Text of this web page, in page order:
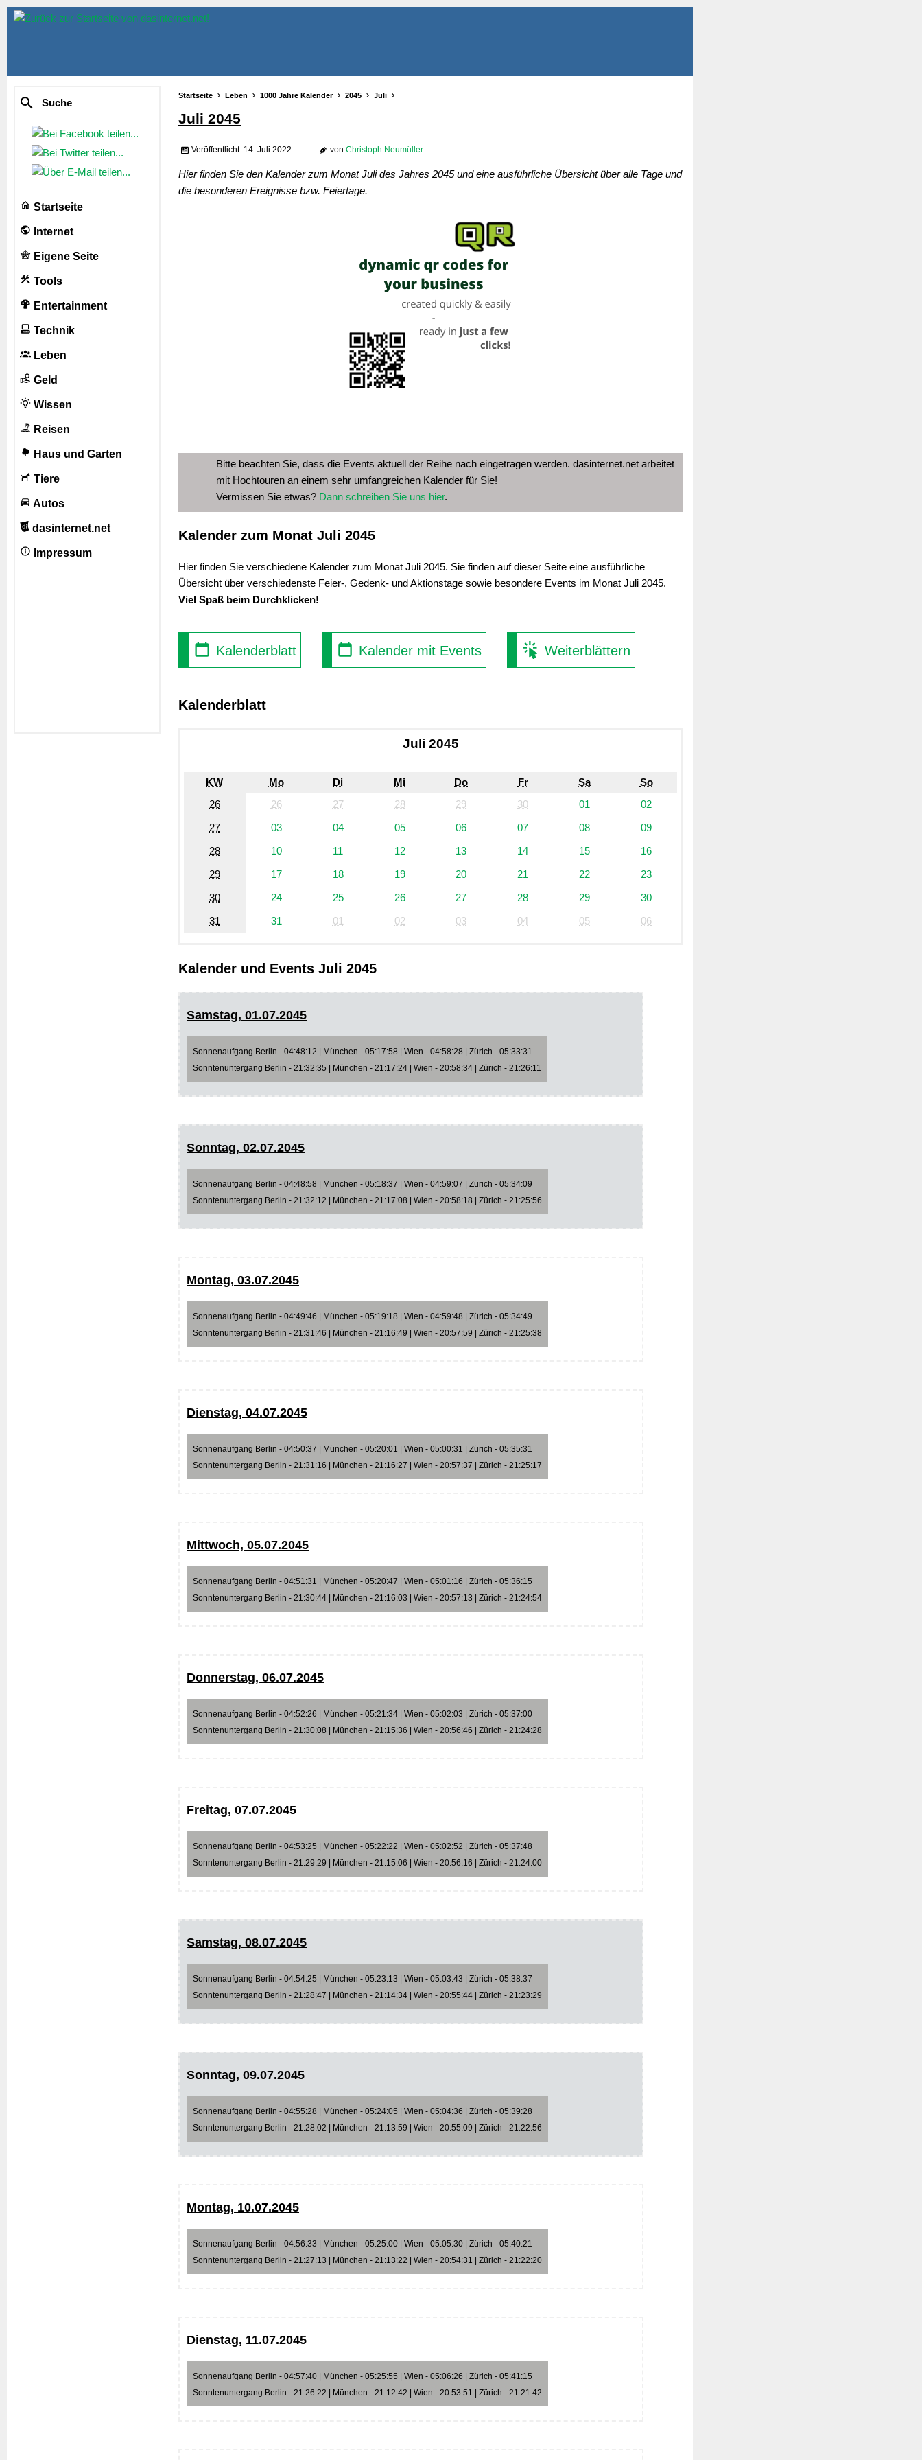
Suche
Startseite
Internet
Eigene Seite
Tools
Entertainment
Technik
Leben
Geld
Wissen
Reisen
Haus und Garten
Tiere
Autos
dasinternet.net
Impressum
Startseite Leben 1000 Jahre Kalender 2045 Juli
Juli 2045
Veröffentlicht: 14. Juli 2022 von Christoph Neumüller
Hier finden Sie den Kalender zum Monat Juli des Jahres 2045 und eine ausführliche Übersicht über alle Tage und
die besonderen Ereignisse bzw. Feiertage.
Bitte beachten Sie, dass die Events aktuell der Reihe nach eingetragen werden. dasinternet.net arbeitet
mit Hochtouren an einem sehr umfangreichen Kalender für Sie!
Vermissen Sie etwas? Dann schreiben Sie uns hier.
Kalender zum Monat Juli 2045
Hier finden Sie verschiedene Kalender zum Monat Juli 2045. Sie finden auf dieser Seite eine ausführliche
Übersicht über verschiedenste Feier-, Gedenk- und Aktionstage sowie besondere Events im Monat Juli 2045.
Viel Spaß beim Durchklicken!
Kalenderblatt Kalender mit Events Weiterblättern
Kalenderblatt
Juli 2045
KW Mo Di Mi Do Fr Sa
So
26
26 27 28 29 30 01
02
27
03 04 05 06 07 08
09
28
10 11 12 13 14 15
16
29
17 18 19 20 21 22
23
30
24 25 26 27 28 29
30
31
31 01 02 03 04 05 06
Kalender und Events Juli 2045
Samstag, 01.07.2045
Sonnenaufgang Berlin - 04:48:12 | München - 05:17:58 | Wien - 04:58:28 | Zürich - 05:33:31
Sonntenuntergang Berlin - 21:32:35 | München - 21:17:24 | Wien - 20:58:34 | Zürich - 21:26:11
Sonntag, 02.07.2045
Sonnenaufgang Berlin - 04:48:58 | München - 05:18:37 | Wien - 04:59:07 | Zürich - 05:34:09
Sonntenuntergang Berlin - 21:32:12 | München - 21:17:08 | Wien - 20:58:18 | Zürich - 21:25:56
Montag, 03.07.2045
Sonnenaufgang Berlin - 04:49:46 | München - 05:19:18 | Wien - 04:59:48 | Zürich - 05:34:49
Sonntenuntergang Berlin - 21:31:46 | München - 21:16:49 | Wien - 20:57:59 | Zürich - 21:25:38
Dienstag, 04.07.2045
Sonnenaufgang Berlin - 04:50:37 | München - 05:20:01 | Wien - 05:00:31 | Zürich - 05:35:31
Sonntenuntergang Berlin - 21:31:16 | München - 21:16:27 | Wien - 20:57:37 | Zürich - 21:25:17
Mittwoch, 05.07.2045
Sonnenaufgang Berlin - 04:51:31 | München - 05:20:47 | Wien - 05:01:16 | Zürich - 05:36:15
Sonntenuntergang Berlin - 21:30:44 | München - 21:16:03 | Wien - 20:57:13 | Zürich - 21:24:54
Donnerstag, 06.07.2045
Sonnenaufgang Berlin - 04:52:26 | München - 05:21:34 | Wien - 05:02:03 | Zürich - 05:37:00
Sonntenuntergang Berlin - 21:30:08 | München - 21:15:36 | Wien - 20:56:46 | Zürich - 21:24:28
Freitag, 07.07.2045
Sonnenaufgang Berlin - 04:53:25 | München - 05:22:22 | Wien - 05:02:52 | Zürich - 05:37:48
Sonntenuntergang Berlin - 21:29:29 | München - 21:15:06 | Wien - 20:56:16 | Zürich - 21:24:00
Samstag, 08.07.2045
Sonnenaufgang Berlin - 04:54:25 | München - 05:23:13 | Wien - 05:03:43 | Zürich - 05:38:37
Sonntenuntergang Berlin - 21:28:47 | München - 21:14:34 | Wien - 20:55:44 | Zürich - 21:23:29
Sonntag, 09.07.2045
Sonnenaufgang Berlin - 04:55:28 | München - 05:24:05 | Wien - 05:04:36 | Zürich - 05:39:28
Sonntenuntergang Berlin - 21:28:02 | München - 21:13:59 | Wien - 20:55:09 | Zürich - 21:22:56
Montag, 10.07.2045
Sonnenaufgang Berlin - 04:56:33 | München - 05:25:00 | Wien - 05:05:30 | Zürich - 05:40:21
Sonntenuntergang Berlin - 21:27:13 | München - 21:13:22 | Wien - 20:54:31 | Zürich - 21:22:20
Dienstag, 11.07.2045
Sonnenaufgang Berlin - 04:57:40 | München - 05:25:55 | Wien - 05:06:26 | Zürich - 05:41:15
Sonntenuntergang Berlin - 21:26:22 | München - 21:12:42 | Wien - 20:53:51 | Zürich - 21:21:42